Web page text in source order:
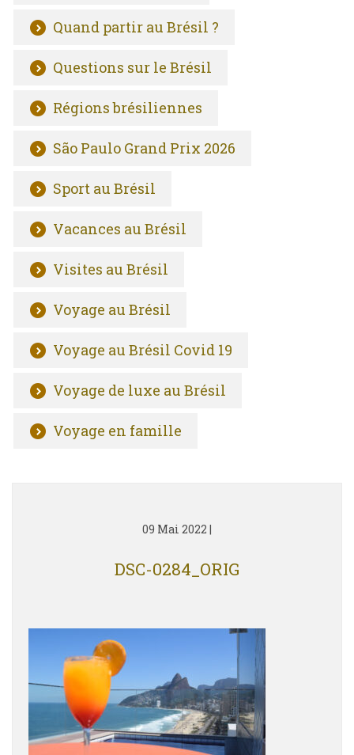
Quand partir au Brésil ?
Questions sur le Brésil
Régions brésiliennes
São Paulo Grand Prix 2026
Sport au Brésil
Vacances au Brésil
Visites au Brésil
Voyage au Brésil
Voyage au Brésil Covid 19
Voyage de luxe au Brésil
Voyage en famille
09 Mai 2022 |
DSC-0284_ORIG